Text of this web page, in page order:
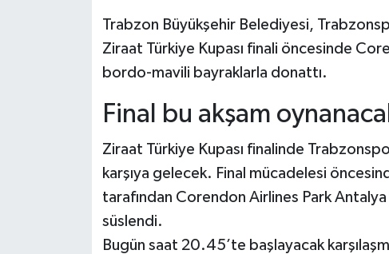
Trabzon Büyükşehir Belediyesi,
Ziraat Türkiye Kupası finali öncesinde
bordo-mavili bayraklarla donattı.
Final bu akşam
Ziraat Türkiye Kupası finalinde
karşıya gelecek. Final mücadelesi
tarafından Corendon Airlines Park
süslendi.
Bugün saat 20.45’te başlayacak